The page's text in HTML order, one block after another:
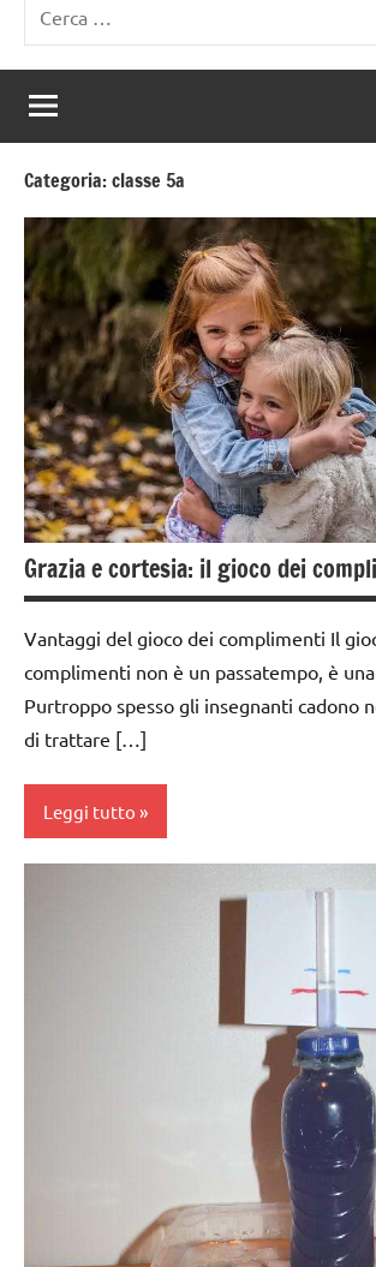
per:
Categoria:classe 5a
Grazia e cortesia: il gioco dei
Vantaggi del gioco dei complimenti Il
complimenti non è un passatempo, è
Purtroppo spesso gli insegnanti cadono
di trattare […]
Leggi tutto